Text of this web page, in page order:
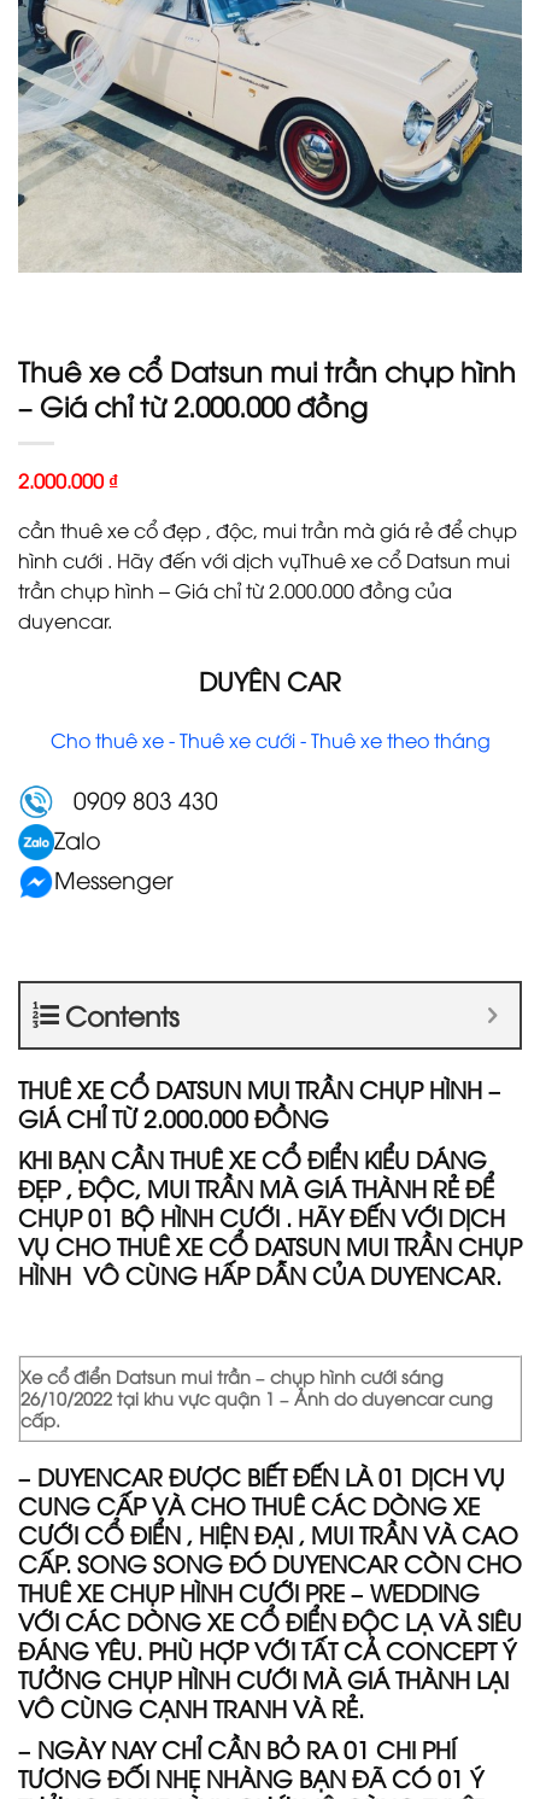
Thuê xe cổ Datsun mui trần chụp hình
– Giá chỉ từ 2.000.000 đồng
2.000.000 ₫
cần thuê xe cổ đẹp , độc, mui trần mà giá rẻ để chụp
hình cưới . Hãy đến với dịch vụThuê xe cổ Datsun mui
trần chụp hình – Giá chỉ từ 2.000.000 đồng của
duyencar.
DUYÊN CAR
Cho thuê xe - Thuê xe cưới - Thuê xe theo tháng
0909 803 430
Zalo
Messenger
Contents
THUÊ XE CỔ DATSUN MUI TRẦN CHỤP HÌNH –
GIÁ CHỈ TỪ 2.000.000 ĐỒNG
KHI BẠN CẦN THUÊ XE CỔ ĐIỂN KIỂU DÁNG
ĐẸP , ĐỘC, MUI TRẦN MÀ GIÁ THÀNH RẺ ĐỂ
CHỤP 01 BỘ HÌNH CƯỚI . HÃY ĐẾN VỚI DỊCH
VỤ CHO THUÊ XE CỔ DATSUN MUI TRẦN CHỤP
HÌNH VÔ CÙNG HẤP DẪN CỦA DUYENCAR.
Xe cổ điển Datsun mui trần – chụp hình cưới sáng
26/10/2022 tại khu vực quận 1 – Ảnh do duyencar cung
cấp.
– DUYENCAR ĐƯỢC BIẾT ĐẾN LÀ 01 DỊCH VỤ
CUNG CẤP VÀ CHO THUÊ CÁC DÒNG XE
CƯỚI CỔ ĐIỂN , HIỆN ĐẠI , MUI TRẦN VÀ CAO
CẤP. SONG SONG ĐÓ DUYENCAR CÒN CHO
THUÊ XE CHỤP HÌNH CƯỚI PRE – WEDDING
VỚI CÁC DÒNG XE CỔ ĐIỂN ĐỘC LẠ VÀ SIÊU
ĐÁNG YÊU. PHÙ HỢP VỚI TẤT CẢ CONCEPT Ý
TƯỞNG CHỤP HÌNH CƯỚI MÀ GIÁ THÀNH LẠI
VÔ CÙNG CẠNH TRANH VÀ RẺ.
– NGÀY NAY CHỈ CẦN BỎ RA 01 CHI PHÍ
TƯƠNG ĐỐI NHẸ NHÀNG BẠN ĐÃ CÓ 01 Ý